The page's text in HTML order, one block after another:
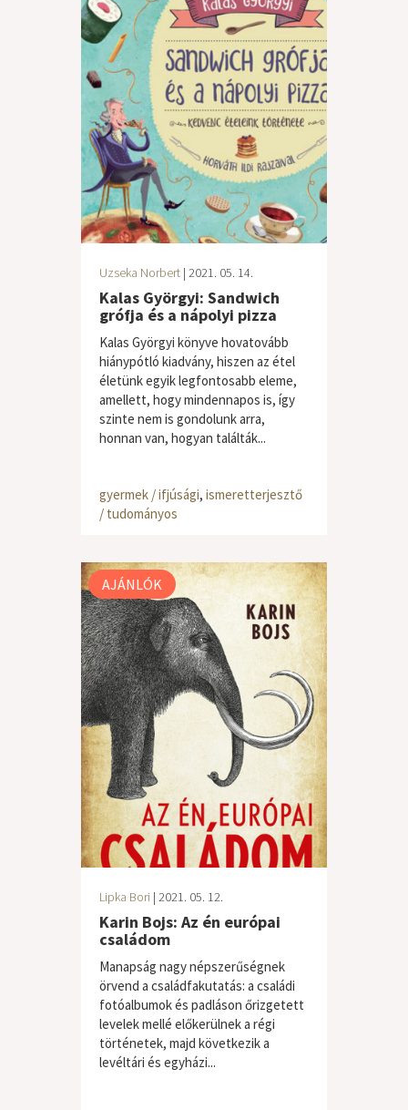
Uzseka Norbert | 2021. 05. 14.
Kalas Györgyi: Sandwich
grófja és a nápolyi pizza
Kalas Györgyi könyve hovatovább
hiánypótló kiadvány, hiszen az étel
életünk egyik legfontosabb eleme,
amellett, hogy mindennapos is, így
szinte nem is gondolunk arra,
honnan van, hogyan találták...
gyermek / ifjúsági, ismeretterjesztő
/ tudományos
AJÁNLÓK
Lipka Bori | 2021. 05. 12.
Karin Bojs: Az én európai
családom
Manapság nagy népszerűségnek
örvend a családfakutatás: a családi
fotóalbumok és padláson őrizgetett
levelek mellé előkerülnek a régi
történetek, majd következik a
levéltári és egyházi...